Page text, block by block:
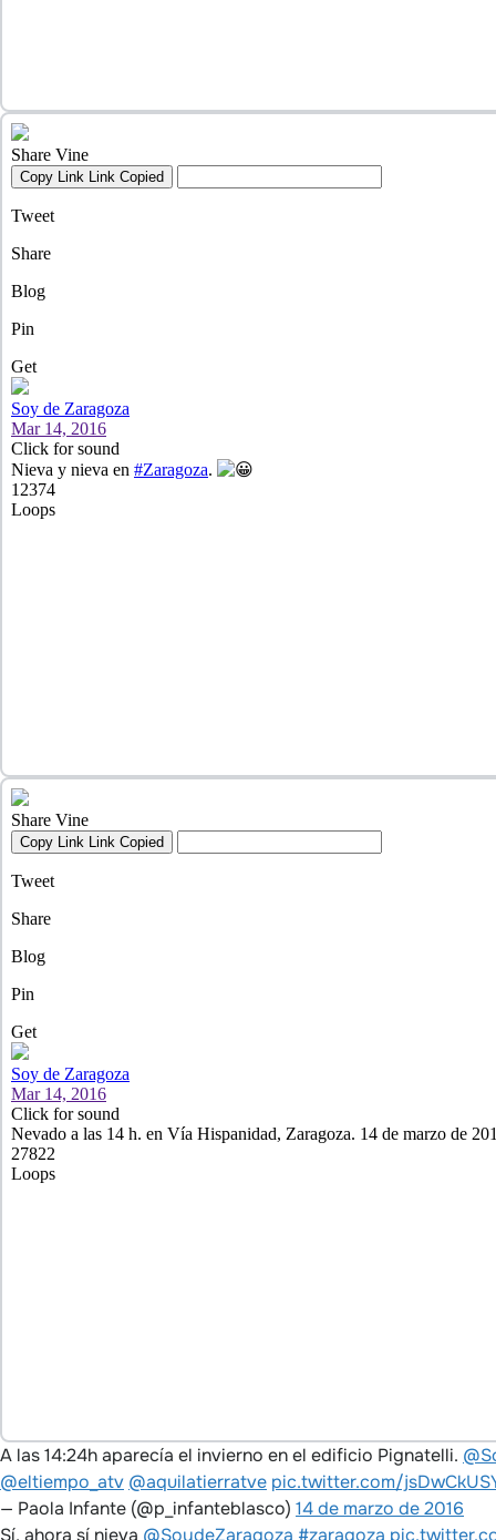
A las 14:24h aparecía el invierno en el edificio Pignatelli.
@eltiempo_atv @aquilatierratve pic.twitter.com/
— Paola Infante (@p_infanteblasco) 14 de marzo de 2016
Sí, ahora sí nieva @SoydeZaragoza #zaragoza